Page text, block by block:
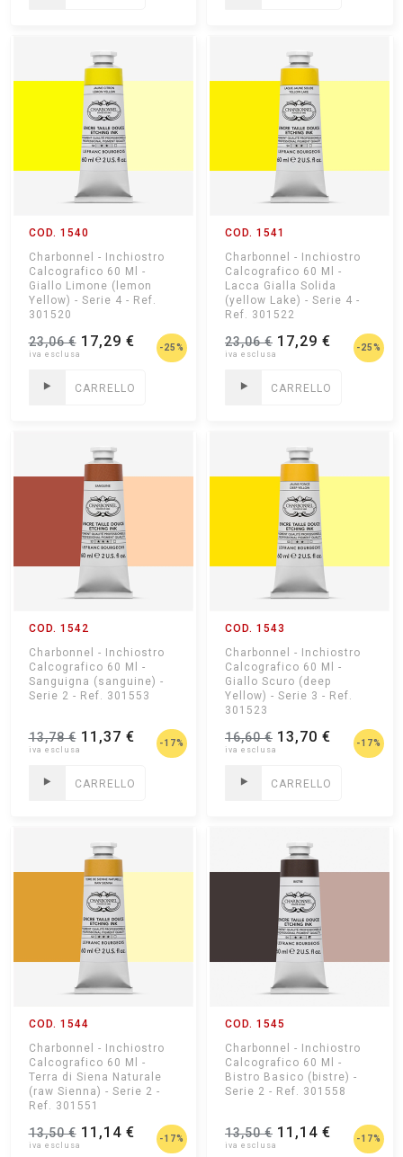
COD. 1540
Charbonnel - Inchiostro
Calcografico 60 Ml -
Giallo Limone (lemon
Yellow) - Serie 4 - Ref.
301520
23,06 €17,29 € -25%
CARRELLO
COD. 1541
Charbonnel - Inchiostro
Calcografico 60 Ml -
Lacca Gialla Solida
(yellow Lake) - Serie 4 -
Ref. 301522
23,06 € 17,29 € -25%
CARRELLO
COD. 1542
Charbonnel - Inchiostro
Calcografico 60 Ml -
Sanguigna (sanguine) -
Serie 2 - Ref. 301553
13,78 €11,37 € -17%
CARRELLO
COD. 1543
Charbonnel - Inchiostro
Calcografico 60 Ml -
Giallo Scuro (deep
Yellow) - Serie 3 - Ref.
301523
16,60 € 13,70 € -17%
CARRELLO
COD. 1544
Charbonnel - Inchiostro
Calcografico 60 Ml -
Terra di Siena Naturale
(raw Sienna) - Serie 2 -
Ref. 301551
13,50 €11,14 € -17%
COD. 1545
Charbonnel - Inchiostro
Calcografico 60 Ml -
Bistro Basico (bistre) -
Serie 2 - Ref. 301558
13,50 € 11,14 € -17%